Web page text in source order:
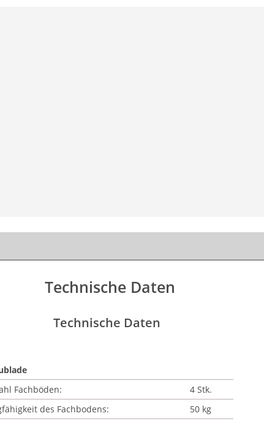
Technische Daten
Technische Daten
Fachböden:
4 Stk.
des Fachbodens:
50 kg